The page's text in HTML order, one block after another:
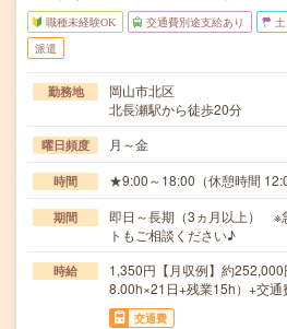
職種未経験OK 交通費別途支給あり
派遣
勤務地
岡山市北区
北長瀬駅から徒歩20分
曜日頻度 月～金
時間 ★9:00～18:00（休憩時間
期間
即日～長期（3ヵ月以上）
トもご相談ください♪
時給
1,350円【月収例】約
8.00h×21日+残業15h）+交通
交通費